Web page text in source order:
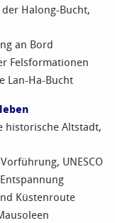
Halong-Bucht,
an Bord
Felsformationen
Lan-Ha-Bucht
historische Altstadt,
UNESCO
Küstenroute